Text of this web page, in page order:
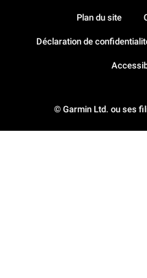
© Garmin Ltd. ou ses
Plan du site
Déclaration de